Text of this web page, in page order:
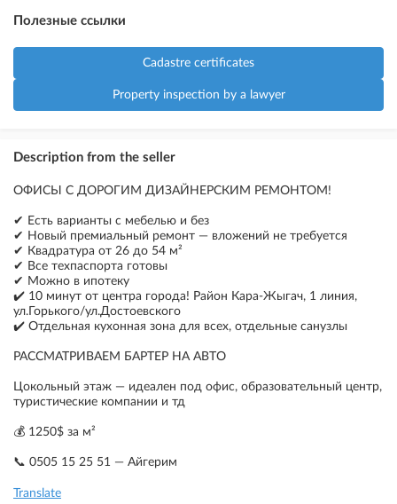
Полезные ссылки
Cadastre certificates
Property inspection by a lawyer
Description from the seller
ОФИСЫ С ДОРОГИМ ДИЗАЙНЕРСКИМ РЕМОНТОМ!
✔ Есть варианты с мебелью и без
✔ Новый премиальный ремонт — вложений не требуется
✔ Квадратура от 26 до 54 м²
✔ Все техпаспорта готовы
✔ Можно в ипотеку
✔️ 10 минут от центра города! Район Кара-Жыгач, 1 линия,
ул.Горького/ул.Достоевского
✔️ Отдельная кухонная зона для всех, отдельные санузлы
РАССМАТРИВАЕМ БАРТЕР НА АВТО
Цокольный этаж — идеален под офис, образовательный центр,
туристические компании и тд
💰 1250$ за м²
📞 0505 15 25 51 — Айгерим
Translate